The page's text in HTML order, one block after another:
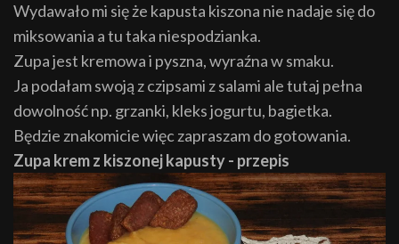
Wydawało mi się że kapusta kiszona nie nadaje się do
miksowania a tu taka niespodzianka.
Zupa jest kremowa i pyszna, wyraźna w smaku.
Ja podałam swoją z czipsami z salami ale tutaj pełna
dowolność np. grzanki, kleks jogurtu, bagietka.
Będzie znakomicie więc zapraszam do gotowania.
Zupa krem z kiszonej kapusty - przepis